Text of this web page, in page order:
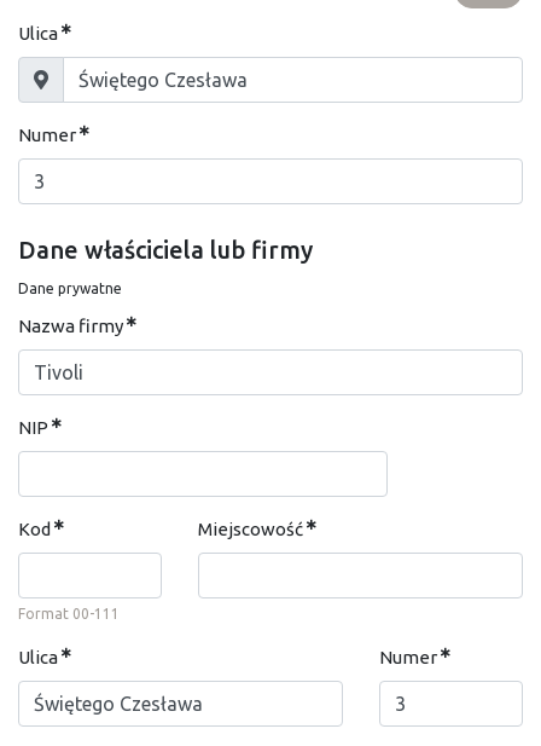
Ulica
Numer
Dane właściciela lub firmy
Dane prywatne
Nazwa firmy
NIP
Kod
Format 00-111
Miejscowość
Ulica Numer